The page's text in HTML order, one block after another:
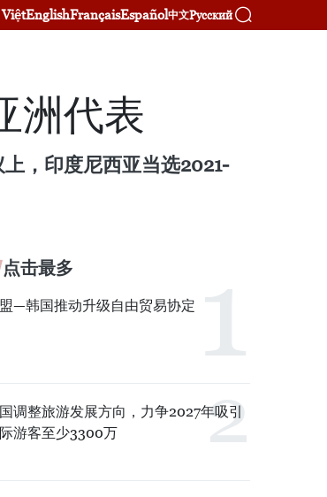
EnglishFrançaisEspañol中文Русский
洲代表
，印度尼西亚当选2021-
点击最多
—韩国推动升级自由贸易协定
调整旅游发展方向，力争2027年吸引
游客至少3300万